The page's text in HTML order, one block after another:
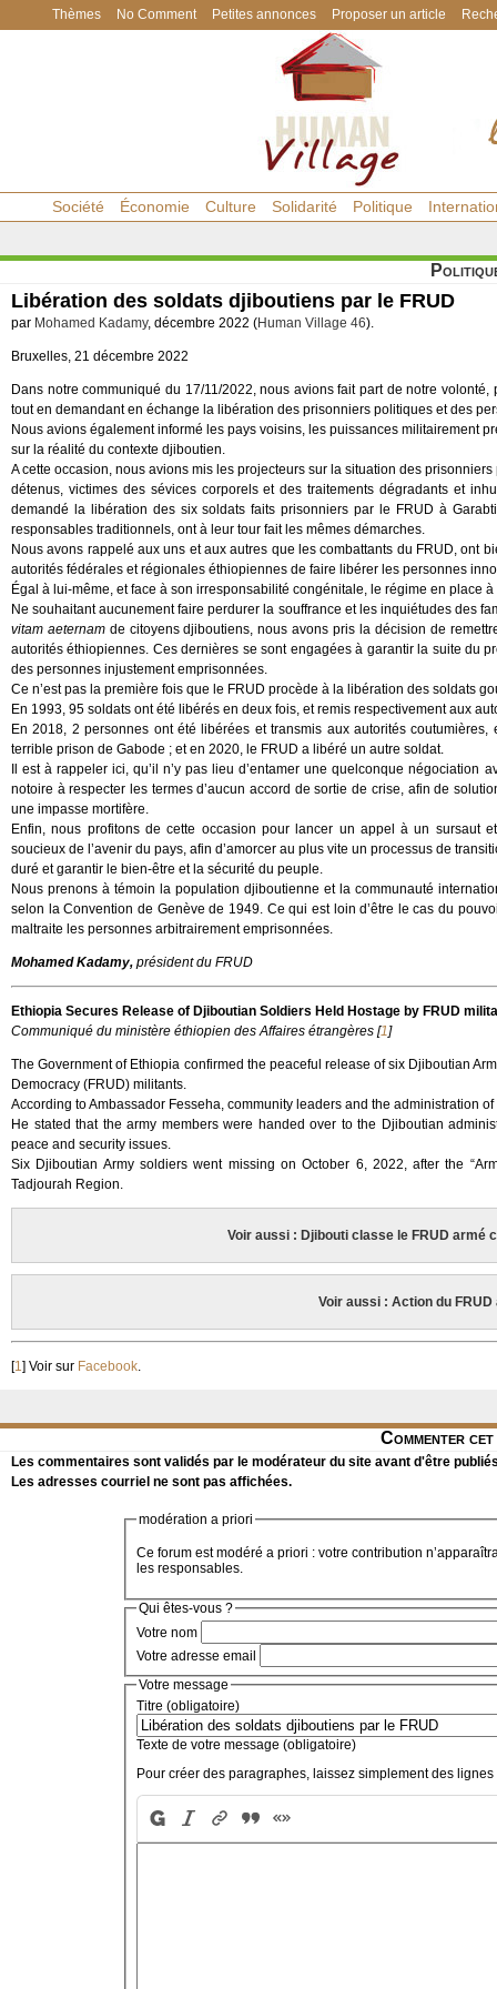
Thèmes No Comment Petites annonces Proposer un article
Société Économie Culture Solidarité Politique
Libération des soldats djiboutiens par le FRUD
par Mohamed Kadamy, décembre 2022 (Human Village 46).
Bruxelles, 21 décembre 2022
Dans notre communiqué du 17/11/2022, nous avions fait part de notre
tout en demandant en échange la libération des prisonniers politiques et des
Nous avions également informé les pays voisins, les puissances militairement
sur la réalité du contexte djiboutien.
A cette occasion, nous avions mis les projecteurs sur la situation des
détenus, victimes des sévices corporels et des traitements dégradants et
demandé la libération des six soldats faits prisonniers par le FRUD à
responsables traditionnels, ont à leur tour fait les mêmes démarches.
Nous avons rappelé aux uns et aux autres que les combattants du FRUD, ont
autorités fédérales et régionales éthiopiennes de faire libérer les personnes
Égal à lui-même, et face à son irresponsabilité congénitale, le régime en place
Ne souhaitant aucunement faire perdurer la souffrance et les inquiétudes des
vitam aeternamde citoyens djiboutiens, nous avons pris la décision de
autorités éthiopiennes. Ces dernières se sont engagées à garantir la suite du
des personnes injustement emprisonnées.
Ce n’est pas la première fois que le FRUD procède à la libération des soldats
En 1993, 95 soldats ont été libérés en deux fois, et remis respectivement aux
En 2018, 2 personnes ont été libérées et transmis aux autorités
terrible prison de Gabode ; et en 2020, le FRUD a libéré un autre soldat.
Il est à rappeler ici, qu’il n’y pas lieu d’entamer une quelconque
notoire à respecter les termes d’aucun accord de sortie de crise, afin de
une impasse mortifère.
Enfin, nous profitons de cette occasion pour lancer un appel à un sursaut
soucieux de l’avenir du pays, afin d’amorcer au plus vite un processus de
duré et garantir le bien-être et la sécurité du peuple.
Nous prenons à témoin la population djiboutienne et la communauté
selon la Convention de Genève de 1949. Ce qui est loin d’être le cas du
maltraite les personnes arbitrairement emprisonnées.
Mohamed Kadamy, président du FRUD
Ethiopia Secures Release of Djiboutian Soldiers Held Hostage by FRUD
Communiqué du ministère éthiopien des Affaires étrangères [1]
The Government of Ethiopia confirmed the peaceful release of six Djiboutian
Democracy (FRUD) militants.
According to Ambassador Fesseha, community leaders and the administration
He stated that the army members were handed over to the Djiboutian
peace and security issues.
Six Djiboutian Army soldiers went missing on October 6, 2022, after the
Tadjourah Region.
Voir aussi : Djibouti classe le FRUD armé
Voir aussi : Action du
[1] Voir sur Facebook.
Commenter
Les commentaires sont validés par le modérateur du site avant d'être
Les adresses courriel ne sont pas affichées.
modération a priori
Ce forum est modéré a priori : votre contribution
les responsables.
Qui êtes-vous ?
Votre nom
Votre adresse email
Votre message
Titre (obligatoire)
Texte de votre message (obligatoire)
Pour créer des paragraphes, laissez simplement des lignes